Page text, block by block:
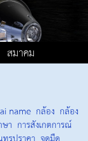
สมาคม
name กล้อง กล้อง
า การสังเกตการณ์